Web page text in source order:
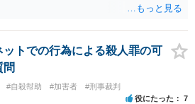
ットでの行為による殺人罪の可
問
#自殺幇助 #加害者 #刑事裁判
役にたった 7